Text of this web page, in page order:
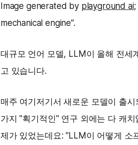
Image generated by playground ai;
mechanical engine".
대규모 언어 모델, LLM이 올해 전세
고 있습니다.
매주 여기저기서 새로운 모델이 출
가지 "획기적인" 연구 외에는 다 캐
제가 있었는데요: “LLM이 어떻게 소